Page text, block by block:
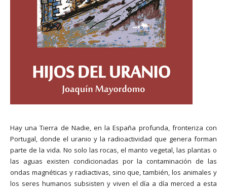
Hay una Tierra de Nadie, en la España profunda, fronteriza con
Portugal, donde el uranio y la radioactividad que genera forman
parte de la vida. No solo las rocas, el manto vegetal, las plantas o
las aguas existen condicionadas por la contaminación de las
ondas magnéticas y radiactivas, sino que, también, los animales y
los seres humanos subsisten y viven el día a día merced a esta